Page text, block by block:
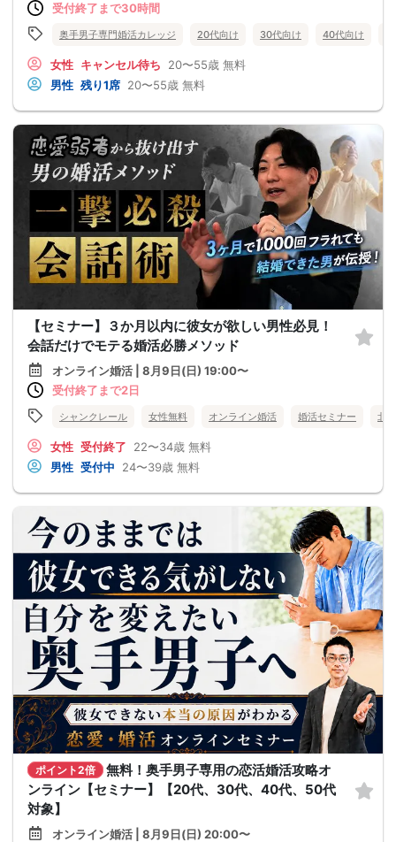
受付終了まで30時間
奥手男子専門婚活カレッジ 20代向け 30代向け 40代向け
女性 キャンセル待ち 20〜55歳 無料
男性 残り1席 20〜55歳 無料
【セミナー】３か月以内に彼女が欲しい男性必見！
会話だけでモテる婚活必勝メソッド
オンライン婚活 | 8月9日(日) 19:00〜
受付終了まで2日
シャンクレール 女性無料 オンライン婚活 婚活セミナー 北
女性 受付終了 22〜34歳 無料
男性 受付中 24〜39歳 無料
ポイント2倍
無料！奥手男子専用の恋活婚活攻略オ
ンライン【セミナー】【20代、30代、40代、50代
対象】
オンライン婚活 | 8月9日(日) 20:00〜